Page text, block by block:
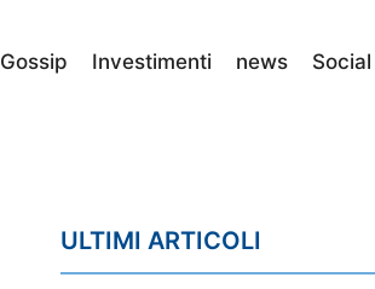
Gossip Investimenti news Social
ULTIMI ARTICOLI